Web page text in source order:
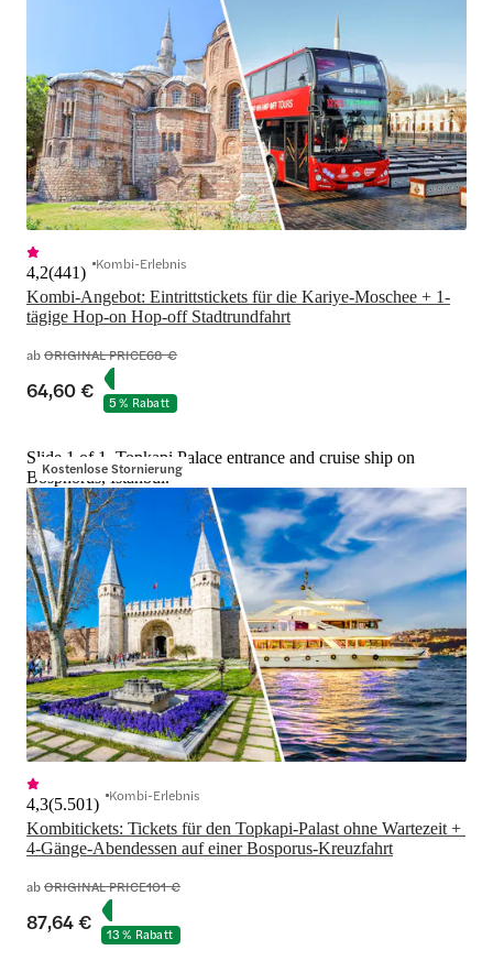
Kombi-Angebot: Eintrittstickets für die Kariye-Moschee + 1-
tägige Hop-on Hop-off Stadtrundfahrt
4,2(441) Kombi-Erlebnis
abORIGINAL PRICE68 €
64,60 € 5 % Rabatt
Kostenlose Stornierung
Slide 1 of 1, Topkapi Palace entrance and cruise ship on
Bosphorus, Istanbul.
Kombitickets: Tickets für den Topkapi-Palast ohne Wartezeit +
4-Gänge-Abendessen auf einer Bosporus-Kreuzfahrt
4,3(5.501) Kombi-Erlebnis
abORIGINAL PRICE101 €
87,64 € 13 % Rabatt